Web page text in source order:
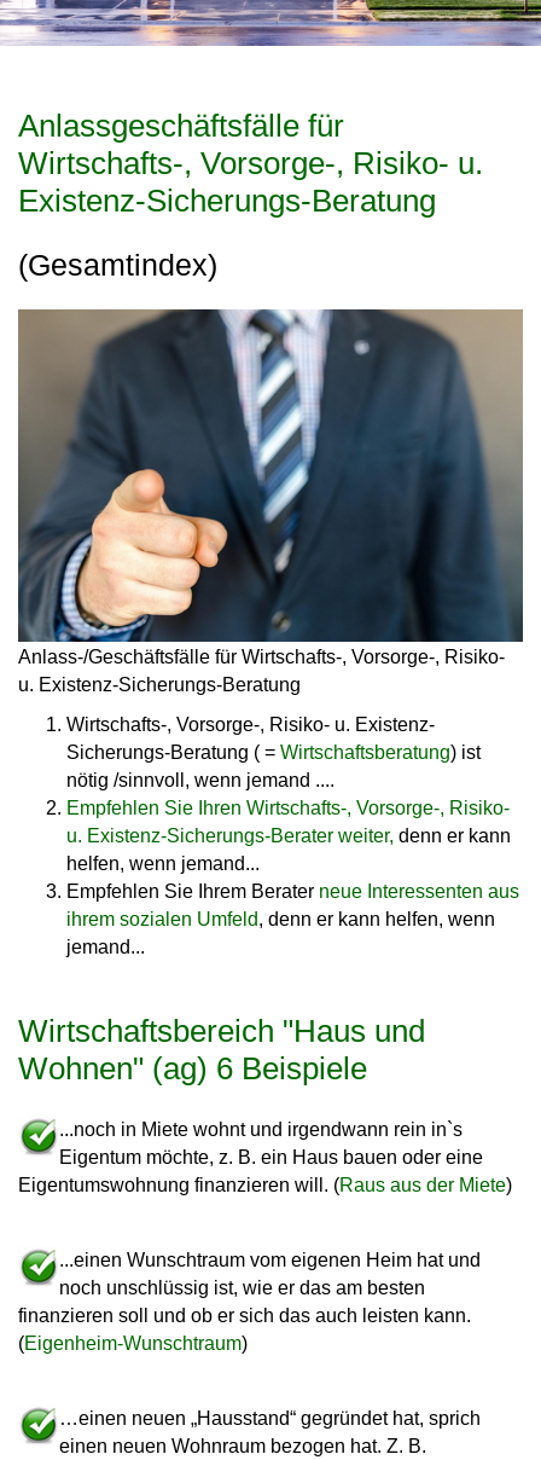
Anlassgeschäftsfälle für
Wirtschafts-, Vorsorge-, Risiko- u.
Existenz-Sicherungs-Beratung
(Gesamtindex)
Anlass-/Geschäftsfälle für Wirtschafts-, Vorsorge-, Risiko-
u. Existenz-Sicherungs-Beratung
Wirtschafts-, Vorsorge-, Risiko- u. Existenz-
Sicherungs-Beratung ( = Wirtschaftsberatung) ist
nötig /sinnvoll, wenn jemand ....
Empfehlen Sie Ihren Wirtschafts-, Vorsorge-, Risiko-
u. Existenz-Sicherungs-Berater weiter, denn er kann
helfen, wenn jemand...
Empfehlen Sie Ihrem Berater neue Interessenten aus
ihrem sozialen Umfeld, denn er kann helfen, wenn
jemand...
Wirtschaftsbereich "Haus und
Wohnen" (ag) 6 Beispiele
...noch in Miete wohnt und irgendwann rein in`s
Eigentum möchte, z. B. ein Haus bauen oder eine
Eigentumswohnung finanzieren will. (Raus aus der Miete)
...einen Wunschtraum vom eigenen Heim hat und
noch unschlüssig ist, wie er das am besten
finanzieren soll und ob er sich das auch leisten kann.
(Eigenheim-Wunschtraum)
…einen neuen „Hausstand“ gegründet hat, sprich
einen neuen Wohnraum bezogen hat. Z. B.